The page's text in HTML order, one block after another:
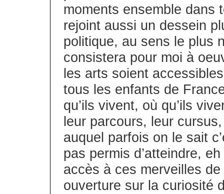
moments ensemble dans
rejoint aussi un dessein
politique, au sens le plus
consistera pour moi à
les arts soient
tous les enfants de
qu’ils vivent, où qu’ils
leur parcours, leur
auquel parfois on le sait
pas permis d’atteindre,
accès à ces merveilles
ouverture sur la curiosité